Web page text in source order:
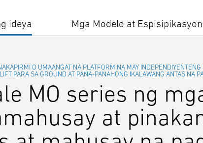
ideya Mga Modelo at Espisipikasyon
O UMAANGAT NA PLATFORM NA MAY
PARA SA GROUND AT PANA-PANAHONG IKALAWANG ANTAS NA
MO series ng
at